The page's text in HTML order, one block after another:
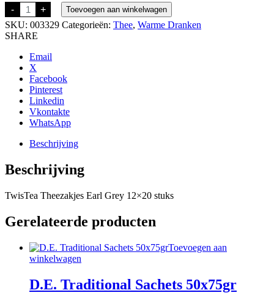
- TwisTea
Theezakjes
Earl
Grey
stuks
aantal
+ Toevoegen aan winkelwagen
SKU: 003329 Categorieën: Thee, Warme Dranken
SHARE
Email
X
Facebook
Pinterest
Linkedin
Vkontakte
WhatsApp
Beschrijving
Beschrijving
TwisTea Theezakjes Earl Grey 12×20 stuks
Gerelateerde producten
Toevoegen aan
winkelwagen
D.E. Traditional Sachets 50x75gr